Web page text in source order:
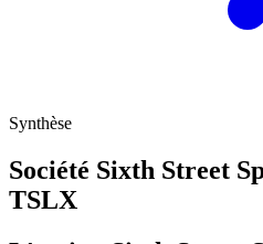
Synthèse
Société Sixth Street
TSLX